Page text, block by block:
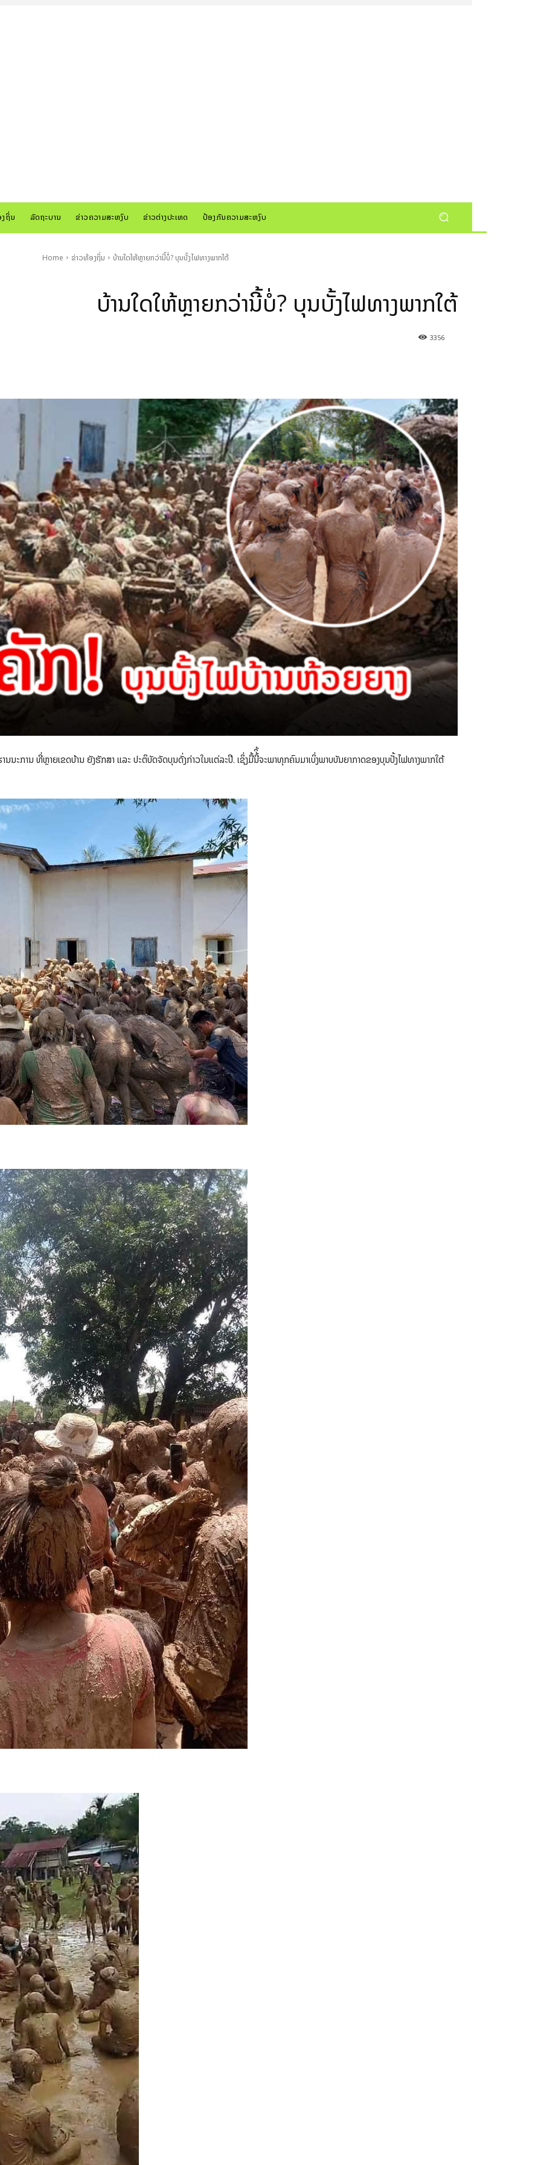
ຖິ່ນ ລັດຖະບານ ຂ່າວຄວາມສະຫງົບ ຂ່າວຕ່າງປະເທດ ປ້ອງກັນຄວາມສະຫງົບ
Home ຂ່າວທ້ອງຖິ່ນ ບ້ານໃດໃຫ້ຫຼາຍກວ່ານີ້ບໍ່? ບຸນບັ້ງໄຟທາງພາກໃຕ້
ບ້ານໃດໃຫ້ຫຼາຍກວ່ານີ້ບໍ່? ບຸນບັ້ງໄຟທາງພາກໃຕ້
3356
ະການ ທີ່ຫຼາຍເຂດບ້ານ ຍັງຮັກສາ ແລະ ປະຕິບັດຈັດບຸນດັ່ງກ່າວໃນແຕ່ລະປີ. ເຊິ່ງມື້ນີ້ິ້ຈະພາທຸກຄົນມາເບິ່ງພາບບັນຍາກາດຂອງບຸນປັ້ງໄຟທາງພາກໃຕ້